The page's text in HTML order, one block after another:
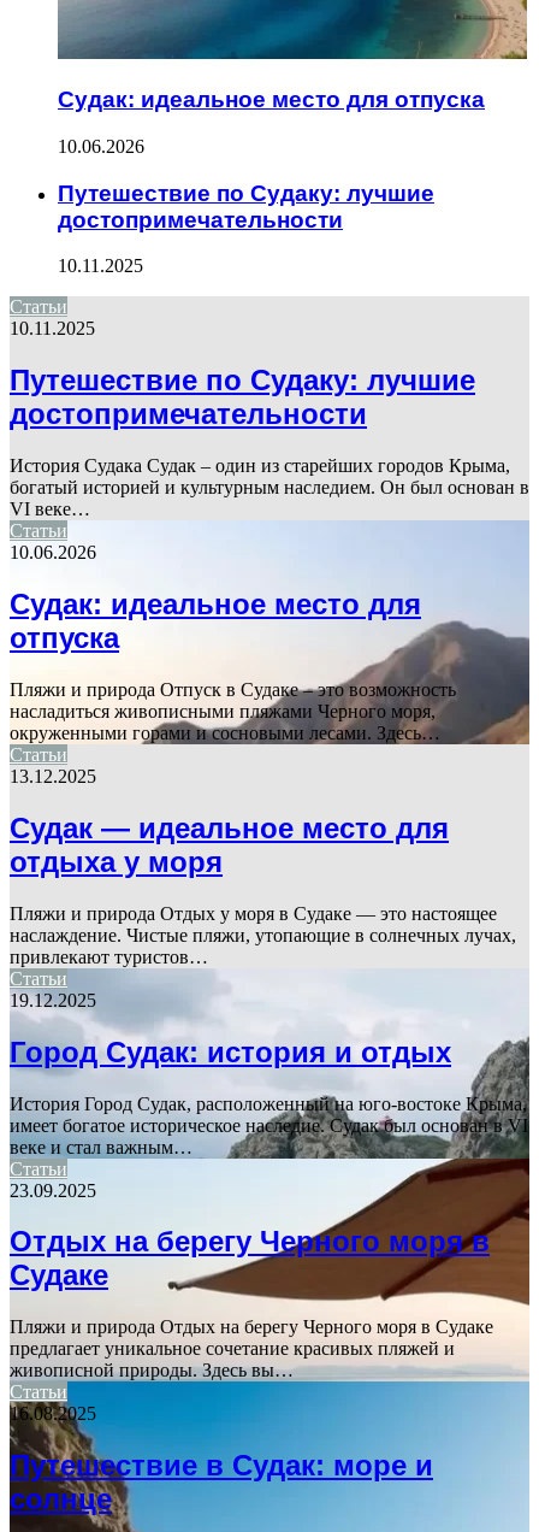
Судак: идеальное место для отпуска
10.06.2026
Путешествие по Судаку: лучшие
достопримечательности
10.11.2025
Статьи
10.11.2025
Путешествие по Судаку: лучшие
достопримечательности
История Судака Судак – один из старейших городов Крыма,
богатый историей и культурным наследием. Он был основан в
VI веке…
Статьи
10.06.2026
Судак: идеальное место для
отпуска
Пляжи и природа Отпуск в Судаке – это возможность
насладиться живописными пляжами Черного моря,
окруженными горами и сосновыми лесами. Здесь…
Статьи
13.12.2025
Судак — идеальное место для
отдыха у моря
Пляжи и природа Отдых у моря в Судаке — это настоящее
наслаждение. Чистые пляжи, утопающие в солнечных лучах,
привлекают туристов…
Статьи
19.12.2025
Город Судак: история и отдых
История Город Судак, расположенный на юго-востоке Крыма,
имеет богатое историческое наследие. Судак был основан в VI
веке и стал важным…
Статьи
23.09.2025
Отдых на берегу Черного моря в
Судаке
Пляжи и природа Отдых на берегу Черного моря в Судаке
предлагает уникальное сочетание красивых пляжей и
живописной природы. Здесь вы…
Статьи
16.08.2025
Путешествие в Судак: море и
солнце